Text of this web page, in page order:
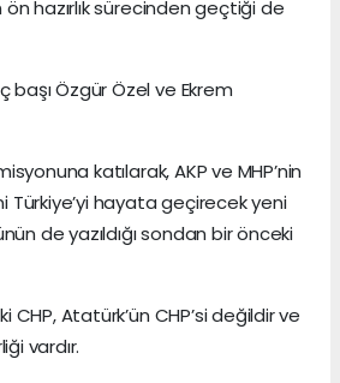
ön hazırlık sürecinden geçtiği de
başı Özgür Özel ve Ekrem
katılarak, AKP ve MHP’nin
Türkiye’yi hayata geçirecek yeni
de yazıldığı sondan bir önceki
CHP, Atatürk’ün CHP’si değildir ve
vardır.